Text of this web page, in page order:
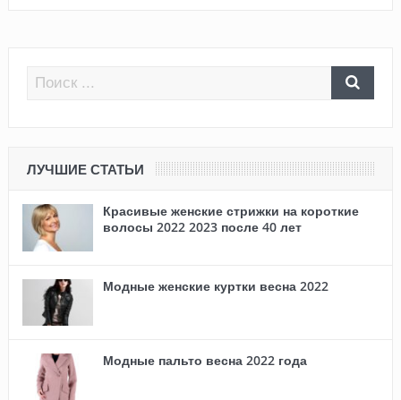
ЛУЧШИЕ СТАТЬИ
Красивые женские стрижки на короткие
волосы 2022 2023 после 40 лет
Модные женские куртки весна 2022
Модные пальто весна 2022 года